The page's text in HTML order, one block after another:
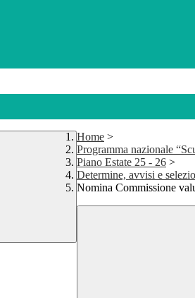
Home >
Programma nazionale
Piano Estate 25 - 26 >
Determine, avvisi e
Nomina Commissione